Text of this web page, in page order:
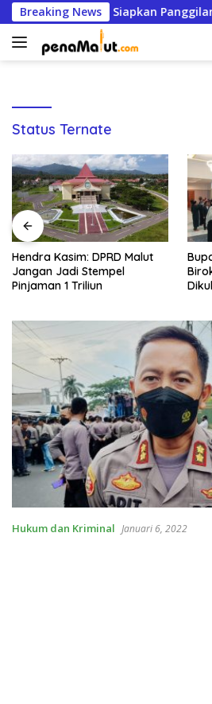
Langsung
ke
konten
Breaking News
Disdik Halsel Siapkan Panggilan
Status Ternate
Hendra Kasim: DPRD Malut
Jangan Jadi Stempel
Pinjaman 1 Triliun
Hukum dan Kriminal Januari 6, 2022